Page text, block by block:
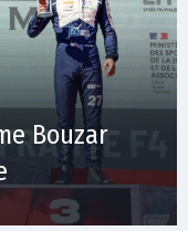
Bouzar